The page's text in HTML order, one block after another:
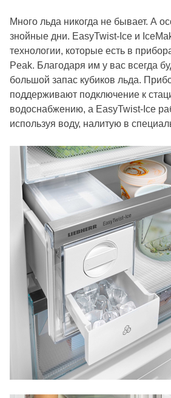
Много льда никогда не бывает. А
знойные дни. EasyTwist-Ice и
технологии, которые есть в
Peak. Благодаря им у вас всегда
большой запас кубиков льда.
поддерживают подключение к
водоснабжению, а EasyTwist-Ice
используя воду, налитую в